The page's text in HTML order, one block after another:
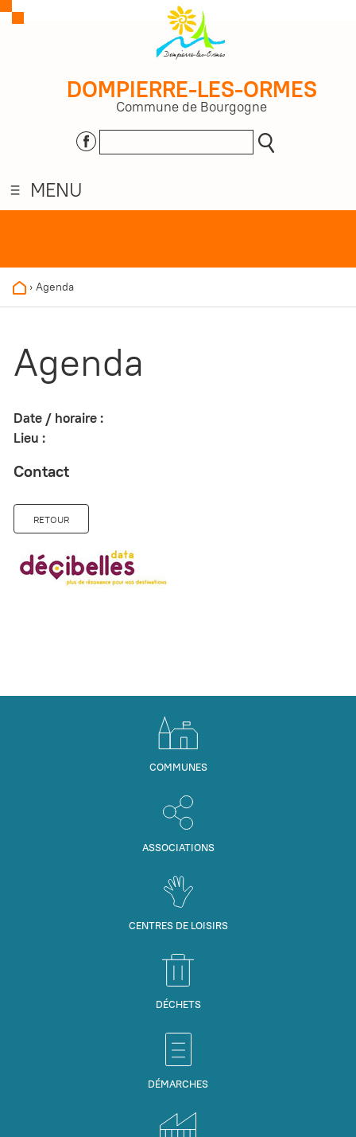
DOMPIERRE-LES-ORMES
Commune de Bourgogne
MENU
› Agenda
Agenda
Date / horaire :
Lieu :
Contact
RETOUR
COMMUNES
ASSOCIATIONS
CENTRES DE LOISIRS
DÉCHETS
DÉMARCHES